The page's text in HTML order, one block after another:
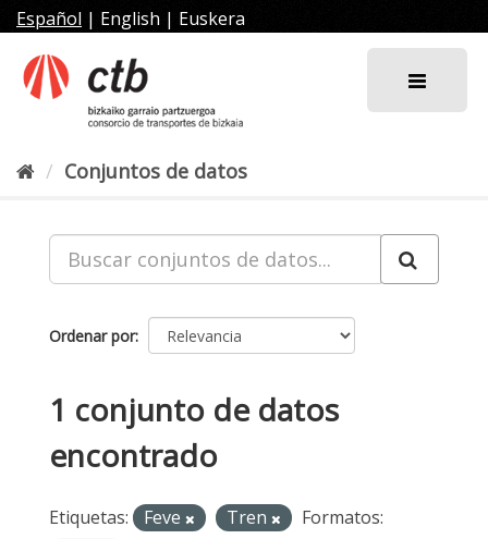
al
contenido
Español | English | Euskera
Conjuntos de datos
Ordenar por
1 conjunto de datos
encontrado
Etiquetas: Feve Tren
Formatos: